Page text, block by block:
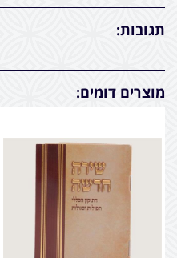
תגובות:
מוצרים דומים: